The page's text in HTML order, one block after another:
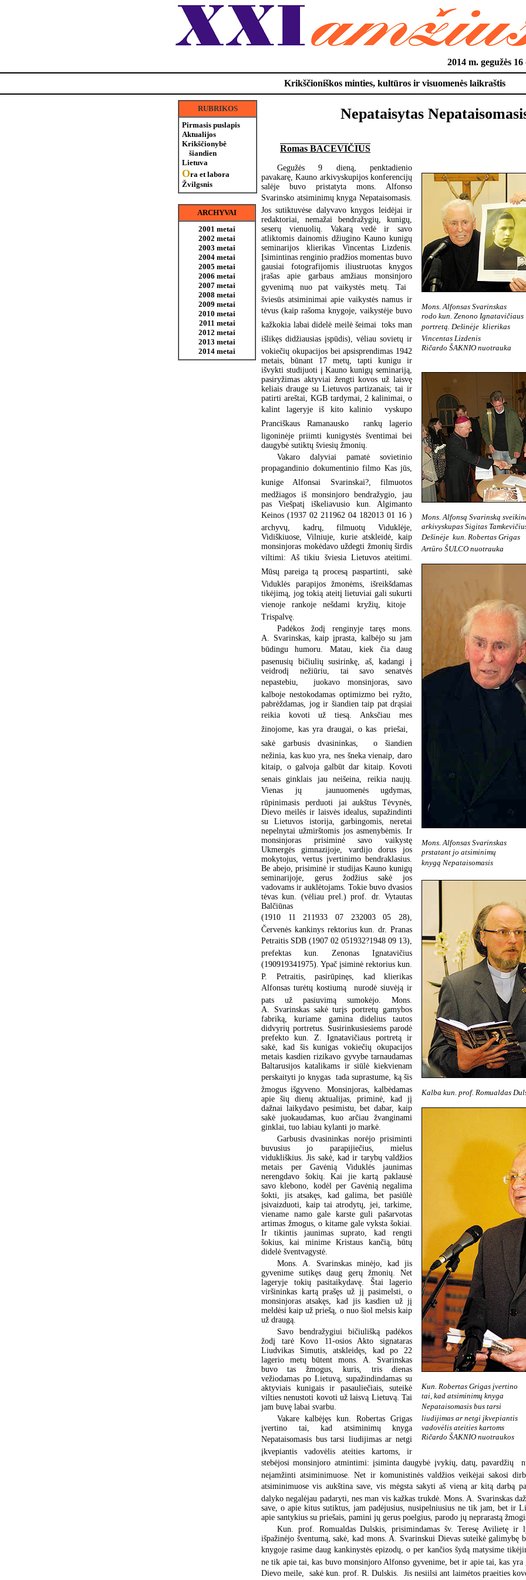
2014 m. gegužės
Krikščioniškos minties, kultūros ir visuomenės laikraštis
RUBRIKOS
Pirmasis puslapis
Aktualijos
Krikščionybė
šiandien
Lietuva
Ora et labora
Žvilgsnis
ARCHYVAI
2001 metai
2002 metai
2003 metai
2004 metai
2005 metai
2006 metai
2007 metai
2008 metai
2009 metai
2010 metai
2011 metai
2012 metai
2013 metai
2014 metai
Nepataisytas
Romas BACEVIČIUS
Mons. Alfonsas Svarinskas
rodo kun. Zenono Ignatavičiaus
portretą. Dešinėje  klierikas
Vincentas Lizdenis
Ričardo ŠAKNIO nuotrauka
Mons. Alfonsą Svarinską
arkivyskupas Sigitas
Dešinėje  kun. Robertas Grigas
Artūro ŠULCO nuotrauka
Mons. Alfonsas Svarinskas
prstatant jo atsiminimų
knygą Nepataisomasis
Kalba kun. prof. Romualdas
Kun. Robertas Grigas įvertino
tai, kad atsiminimų knyga
Nepataisomasis bus tarsi
liudijimas ar netgi įkvepiantis
vadovėlis ateities kartoms
Ričardo ŠAKNIO nuotraukos
Gegužės 9 dieną, penktadienio
pavakarę, Kauno arkivyskupijos konferencijų
salėje buvo pristatyta mons. Alfonso
Svarinsko atsiminimų knyga Nepataisomasis.
Jos sutiktuvėse dalyvavo knygos leidėjai ir
redaktoriai, nemažai bendražygių, kunigų,
seserų vienuolių. Vakarą vedė ir savo
atliktomis dainomis džiugino Kauno kunigų
seminarijos klierikas Vincentas Lizdenis.
Įsimintinas renginio pradžios momentas buvo
gausiai fotografijomis iliustruotas knygos
įrašas apie garbaus amžiaus monsinjoro
gyvenimą nuo pat vaikystės metų. Tai 
šviesūs atsiminimai apie vaikystės namus ir
tėvus (kaip rašoma knygoje, vaikystėje buvo
kažkokia labai didelė meilė šeimai  toks man
išlikęs didžiausias įspūdis), vėliau sovietų ir
vokiečių okupacijos bei apsisprendimas 1942
metais, būnant 17 metų, tapti kunigu ir
išvykti studijuoti į Kauno kunigų seminariją,
pasiryžimas aktyviai žengti kovos už laisvę
keliais drauge su Lietuvos partizanais; tai ir
patirti areštai, KGB tardymai, 2 kalinimai, o
kalint lageryje iš kito kalinio  vyskupo
Pranciškaus Ramanausko  rankų lagerio
ligoninėje priimti kunigystės šventimai bei
daugybė sutiktų šviesių žmonių.
Vakaro dalyviai pamatė sovietinio
propagandinio dokumentinio filmo Kas jūs,
kunige Alfonsai Svarinskai?, filmuotos
medžiagos iš monsinjoro bendražygio, jau
pas Viešpatį iškeliavusio kun. Algimanto
Keinos (1937 02 211962 04 182013 01 16 )
archyvų, kadrų, filmuotų Viduklėje,
Vidiškiuose, Vilniuje, kurie atskleidė, kaip
monsinjoras mokėdavo uždegti žmonių širdis
viltimi: Aš tikiu šviesia Lietuvos ateitimi.
Mūsų pareiga tą procesą paspartinti,  sakė
Viduklės parapijos žmonėms, išreikšdamas
tikėjimą, jog tokią ateitį lietuviai gali sukurti
vienoje rankoje nešdami kryžių, kitoje 
Trispalvę.
Padėkos žodį renginyje taręs mons.
A. Svarinskas, kaip įprasta, kalbėjo su jam
būdingu humoru. Matau, kiek čia daug
pasenusių bičiulių susirinkę, aš, kadangi į
veidrodį nežiūriu, tai savo senatvės
nepastebiu,  juokavo monsinjoras, savo
kalboje nestokodamas optimizmo bei ryžto,
pabrėždamas, jog ir šiandien taip pat drąsiai
reikia kovoti už tiesą. Anksčiau mes
žinojome, kas yra draugai, o kas  priešai, 
sakė garbusis dvasininkas,  o šiandien
nežinia, kas kuo yra, nes šneka vienaip, daro
kitaip, o galvoja galbūt dar kitaip. Kovoti
senais ginklais jau neišeina, reikia naujų.
Vienas jų  jaunuomenės ugdymas,
rūpinimasis perduoti jai aukštus Tėvynės,
Dievo meilės ir laisvės idealus, supažindinti
su Lietuvos istorija, garbingomis, neretai
nepelnytai užmirštomis jos asmenybėmis. Ir
monsinjoras prisiminė savo vaikystę
Ukmergės gimnazijoje, vardijo dorus jos
mokytojus, vertus įvertinimo bendraklasius.
Be abejo, prisiminė ir studijas Kauno kunigų
seminarijoje, gerus žodžius sakė jos
vadovams ir auklėtojams. Tokie buvo dvasios
tėvas kun. (vėliau prel.) prof. dr. Vytautas
Balčiūnas
(1910 11 211933 07 232003 05 28),
Červenės kankinys rektorius kun. dr. Pranas
Petraitis SDB (1907 02 051932?1948 09 13),
prefektas kun. Zenonas Ignatavičius
(190919341975). Ypač įsiminė rektorius kun.
P. Petraitis, pasirūpinęs, kad klierikas
Alfonsas turėtų kostiumą  nurodė siuvėją ir
pats už pasiuvimą sumokėjo. Mons.
A. Svarinskas sakė turįs portretų gamybos
fabriką, kuriame gamina didelius tautos
didvyrių portretus. Susirinkusiesiems parodė
prefekto kun. Z. Ignatavičiaus portretą ir
sakė, kad šis kunigas vokiečių okupacijos
metais kasdien rizikavo gyvybe tarnaudamas
Baltarusijos katalikams ir siūlė kiekvienam
perskaityti jo knygas  tada suprastume, ką šis
žmogus išgyveno. Monsinjoras, kalbėdamas
apie šių dienų aktualijas, priminė, kad jį
dažnai laikydavo pesimistu, bet dabar, kaip
sakė juokaudamas, kuo arčiau žvanginami
ginklai, tuo labiau kylanti jo markė.
Garbusis dvasininkas norėjo prisiminti
buvusius jo parapijiečius, mielus
vidukliškius. Jis sakė, kad ir tarybų valdžios
metais per Gavėnią Viduklės jaunimas
nerengdavo šokių. Kai jie kartą paklausė
savo klebono, kodėl per Gavėnią negalima
šokti, jis atsakęs, kad galima, bet pasiūlė
įsivaizduoti, kaip tai atrodytų, jei, tarkime,
viename namo gale karste guli pašarvotas
artimas žmogus, o kitame gale vyksta šokiai.
Ir tikintis jaunimas suprato, kad rengti
šokius, kai minime Kristaus kančią, būtų
didelė šventvagystė.
Mons. A. Svarinskas minėjo, kad jis
gyvenime sutikęs daug gerų žmonių. Net
lageryje tokių pasitaikydavę. Štai lagerio
viršininkas kartą prašęs už jį pasimelsti, o
monsinjoras atsakęs, kad jis kasdien už jį
meldėsi kaip už priešą, o nuo šiol melsis kaip
už draugą.
Savo bendražygiui bičiulišką padėkos
žodį tarė Kovo 11-osios Akto signataras
Liudvikas Simutis, atskleidęs, kad po 22
lagerio metų būtent mons. A. Svarinskas
buvo tas žmogus, kuris, tris dienas
vežiodamas po Lietuvą, supažindindamas su
aktyviais kunigais ir pasauliečiais, suteikė
vilties nenustoti kovoti už laisvą Lietuvą. Tai
jam buvę labai svarbu.
Vakare kalbėjęs kun. Robertas Grigas
įvertino tai, kad atsiminimų knyga
Nepataisomasis bus tarsi liudijimas ar netgi
įkvepiantis vadovėlis ateities kartoms, ir
stebėjosi monsinjoro atmintimi: įsiminta daugybė įvykių, datų, pavardžių 
neįamžinti atsiminimuose. Net ir komunistinės valdžios veikėjai sakosi
atsiminimuose vis aukština save, vis mėgsta sakyti aš vieną ar kitą darbą
dalyko negalėjau padaryti, nes man vis kažkas trukdė. Mons. A. Svarinskas
save, o apie kitus sutiktus, jam padėjusius, nusipelniusius ne tik jam, bet ir
apie santykius su priešais, pamini jų gerus poelgius, parodo jų neprarastą
Kun. prof. Romualdas Dulskis, prisimindamas šv. Teresę Avilietę ir
išpažinėjo šventumą, sakė, kad mons. A. Svarinskui Dievas suteikė galimybę
knygoje rasime daug kankinystės epizodų, o per kančios šydą matysime
ne tik apie tai, kas buvo monsinjoro Alfonso gyvenime, bet ir apie tai, kas
Dievo meile,  sakė kun. prof. R. Dulskis.  Jis nesiilsi ant laimėtos praeities